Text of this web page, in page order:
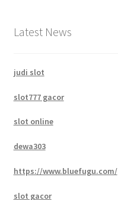
Latest News
judi slot
slot777 gacor
slot online
dewa303
https://www.bluefugu.com/
slot gacor